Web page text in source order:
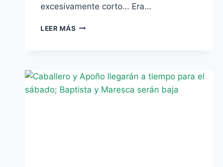
excesivamente corto… Era…
LEER MÁS EL
WILLY
CABALLERO